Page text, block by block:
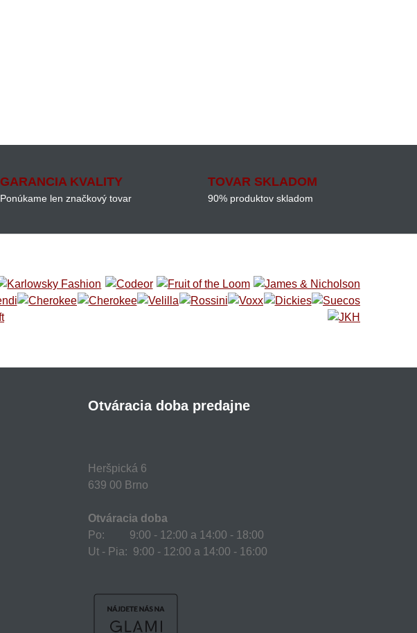
GARANCIA KVALITY
Ponúkame len značkový tovar
TOVAR SKLADOM
90% produktov skladom
Otváracia doba predajne
Heršpická 6
639 00 Brno
Otváracia doba
Po: 9:00 - 12:00 a 14:00 - 18:00
Ut - Pia: 9:00 - 12:00 a 14:00 - 16:00